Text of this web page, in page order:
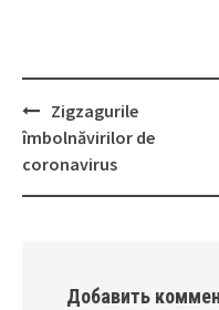
Post
navigation
Zigzagurile
îmbolnăvirilor de
coronavirus
Добавить